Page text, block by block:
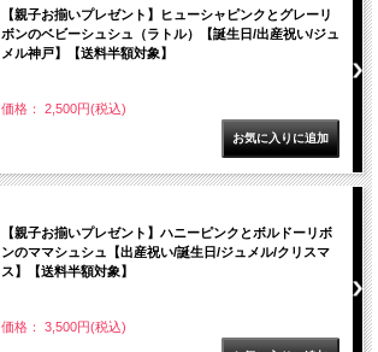
【親子お揃いプレゼント】ヒューシャピンクとグレーリ
ボンのベビーシュシュ（ラトル）【誕生日/出産祝い/ジュ
メル神戸】【送料半額対象】
価格： 2,500円(税込)
【親子お揃いプレゼント】ハニーピンクとボルドーリボ
ンのママシュシュ【出産祝い/誕生日/ジュメル/クリスマ
ス】【送料半額対象】
価格： 3,500円(税込)